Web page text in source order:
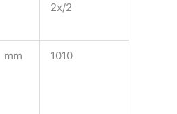
2x/2
mm 1010